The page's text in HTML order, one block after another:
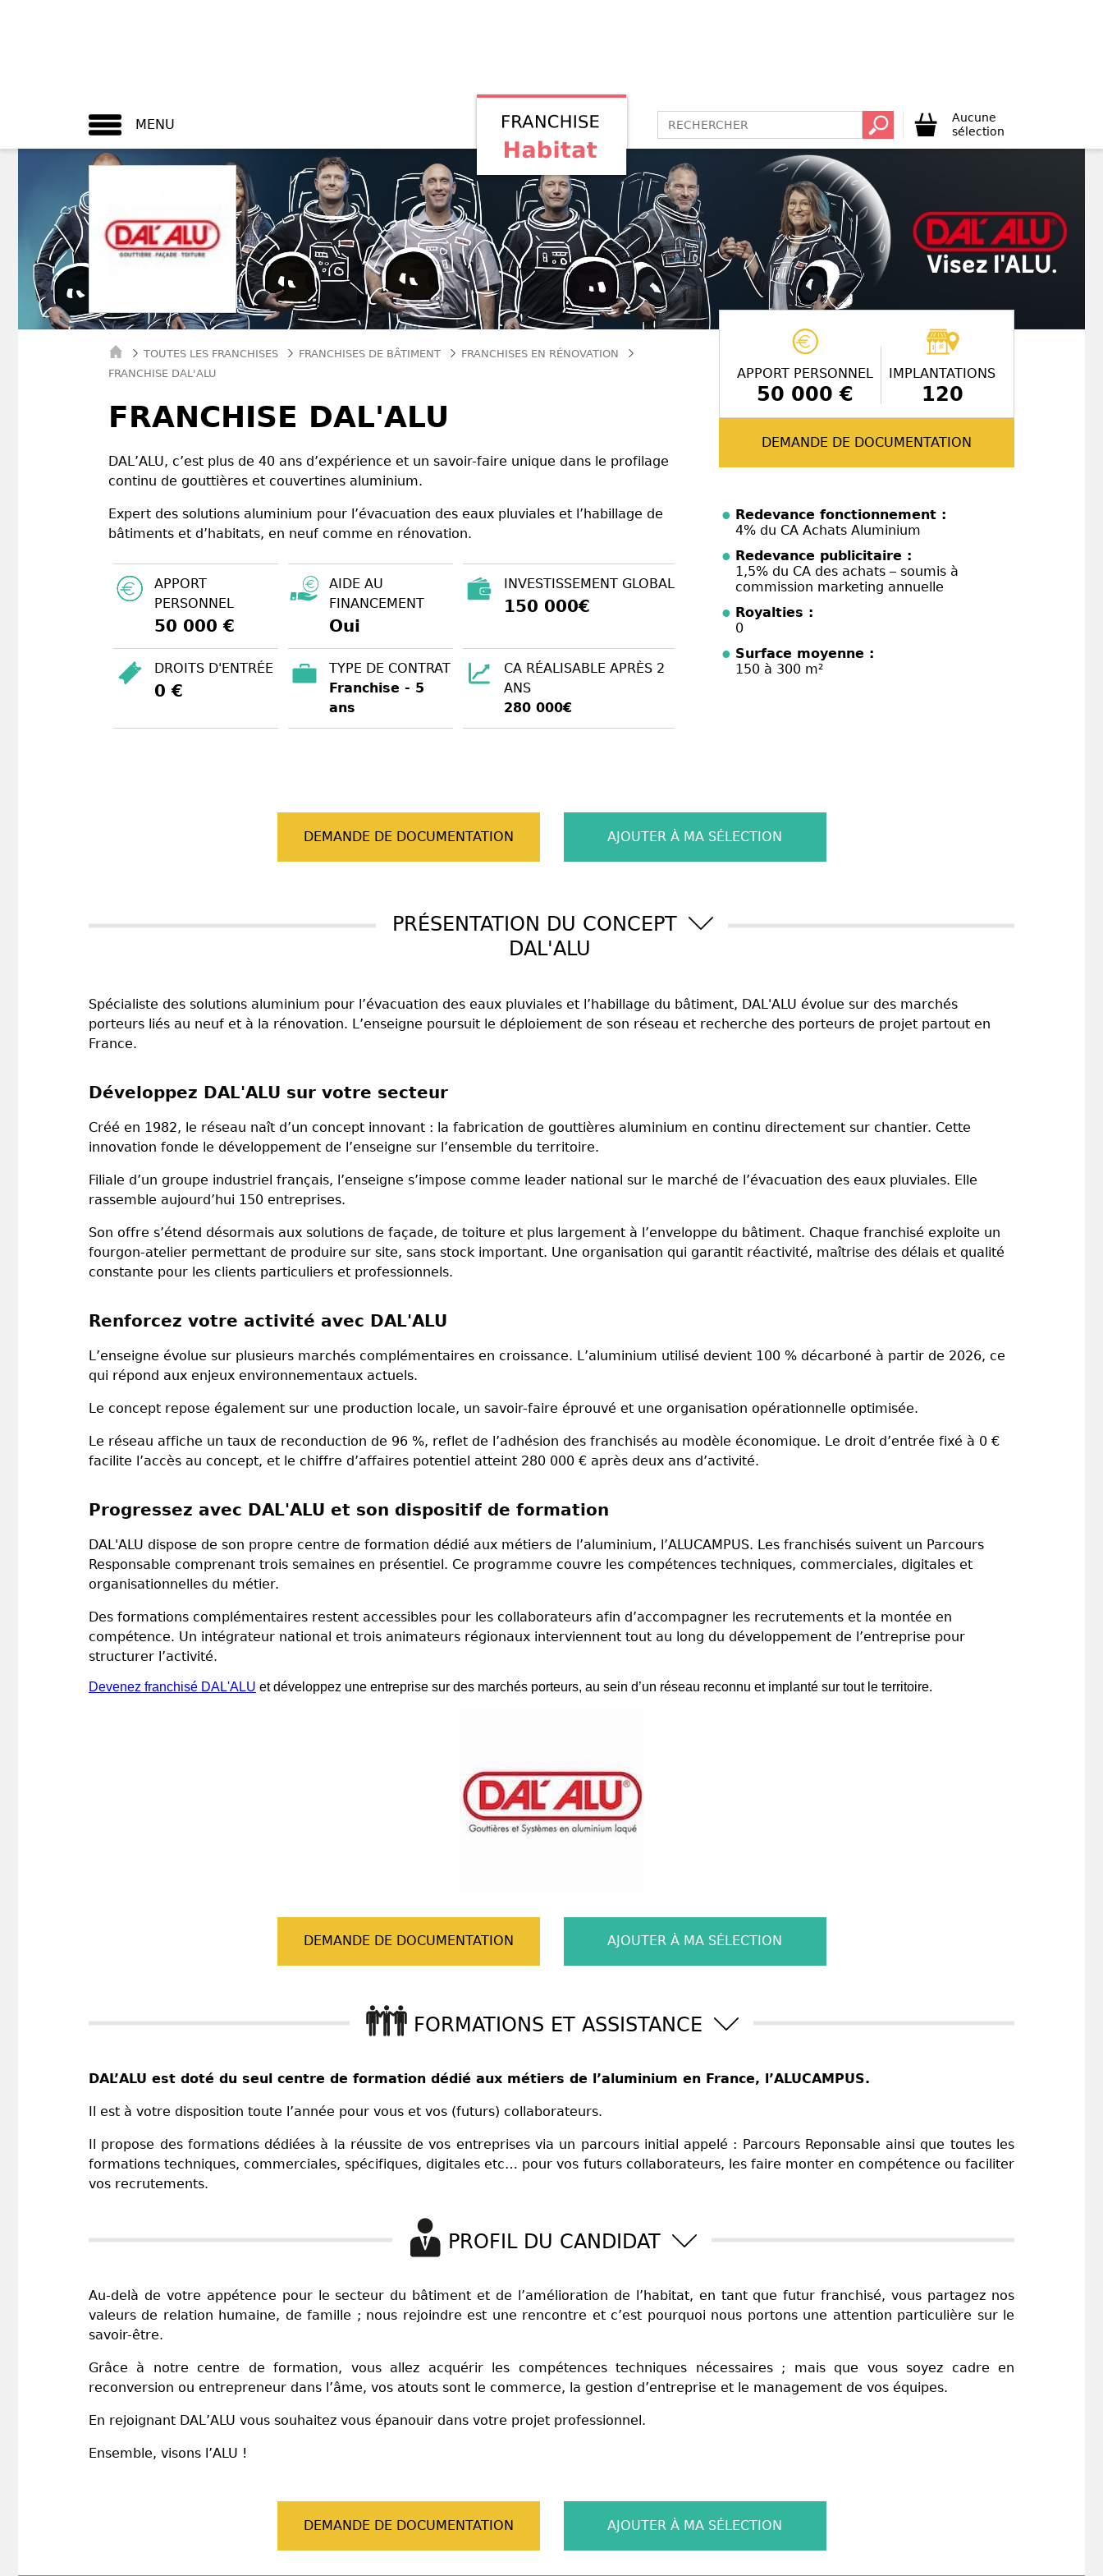
MENU
Aucune
sélection
TOUTES LES FRANCHISES FRANCHISES DE BÂTIMENT
FRANCHISES EN RÉNOVATION
FRANCHISE DAL'ALU
FRANCHISE DAL'ALU
DAL’ALU, c’est plus de 40 ans d’expérience et un savoir-faire unique dans le profilage
continu de gouttières et couvertines aluminium.
Expert des solutions aluminium pour l’évacuation des eaux pluviales et l’habillage de
bâtiments et d’habitats, en neuf comme en rénovation.
APPORT
PERSONNEL
50 000 €
AIDE AU
FINANCEMENT
Oui
INVESTISSEMENT GLOBAL
150 000€
DROITS D'ENTRÉE
0 €
TYPE DE CONTRAT
Franchise - 5
ans
CA RÉALISABLE APRÈS 2
ANS
280 000€
APPORT PERSONNEL
50 000 €
IMPLANTATIONS
120
DEMANDE DE DOCUMENTATION
Redevance fonctionnement :
4% du CA Achats Aluminium
Redevance publicitaire :
1,5% du CA des achats – soumis à
commission marketing annuelle
Royalties :
0
Surface moyenne :
150 à 300 m²
DEMANDE DE DOCUMENTATION AJOUTER À MA SÉLECTION
PRÉSENTATION DU CONCEPT
DAL'ALU
Spécialiste des solutions aluminium pour l’évacuation des eaux pluviales et l’habillage du bâtiment, DAL'ALU évolue sur des marchés
porteurs liés au neuf et à la rénovation. L’enseigne poursuit le déploiement de son réseau et recherche des porteurs de projet partout en
France.
Développez DAL'ALU sur votre secteur
Créé en 1982, le réseau naît d’un concept innovant : la fabrication de gouttières aluminium en continu directement sur chantier. Cette
innovation fonde le développement de l’enseigne sur l’ensemble du territoire.
Filiale d’un groupe industriel français, l’enseigne s’impose comme leader national sur le marché de l’évacuation des eaux pluviales. Elle
rassemble aujourd’hui 150 entreprises.
Son offre s’étend désormais aux solutions de façade, de toiture et plus largement à l’enveloppe du bâtiment. Chaque franchisé exploite un
fourgon-atelier permettant de produire sur site, sans stock important. Une organisation qui garantit réactivité, maîtrise des délais et qualité
constante pour les clients particuliers et professionnels.
Renforcez votre activité avec DAL'ALU
L’enseigne évolue sur plusieurs marchés complémentaires en croissance. L’aluminium utilisé devient 100 % décarboné à partir de 2026, ce
qui répond aux enjeux environnementaux actuels.
Le concept repose également sur une production locale, un savoir-faire éprouvé et une organisation opérationnelle optimisée.
Le réseau affiche un taux de reconduction de 96 %, reflet de l’adhésion des franchisés au modèle économique. Le droit d’entrée fixé à 0 €
facilite l’accès au concept, et le chiffre d’affaires potentiel atteint 280 000 € après deux ans d’activité.
Progressez avec DAL'ALU et son dispositif de formation
DAL'ALU dispose de son propre centre de formation dédié aux métiers de l’aluminium, l’ALUCAMPUS. Les franchisés suivent un Parcours
Responsable comprenant trois semaines en présentiel. Ce programme couvre les compétences techniques, commerciales, digitales et
organisationnelles du métier.
Des formations complémentaires restent accessibles pour les collaborateurs afin d’accompagner les recrutements et la montée en
compétence. Un intégrateur national et trois animateurs régionaux interviennent tout au long du développement de l’entreprise pour
structurer l’activité.
Devenez franchisé DAL'ALU et développez une entreprise sur des marchés porteurs, au sein d’un réseau reconnu et implanté sur tout le territoire.
DEMANDE DE DOCUMENTATION AJOUTER À MA SÉLECTION
FORMATIONS ET ASSISTANCE
DAL’ALU est doté du seul centre de formation dédié aux métiers de l’aluminium en France, l’ALUCAMPUS.
Il est à votre disposition toute l’année pour vous et vos (futurs) collaborateurs.
Il propose des formations dédiées à la réussite de vos entreprises via un parcours initial appelé : Parcours Reponsable ainsi que toutes les
formations techniques, commerciales, spécifiques, digitales etc… pour vos futurs collaborateurs, les faire monter en compétence ou faciliter
vos recrutements.
PROFIL DU CANDIDAT
Au-delà de votre appétence pour le secteur du bâtiment et de l’amélioration de l’habitat, en tant que futur franchisé, vous partagez nos
valeurs de relation humaine, de famille ; nous rejoindre est une rencontre et c’est pourquoi nous portons une attention particulière sur le
savoir-être.
Grâce à notre centre de formation, vous allez acquérir les compétences techniques nécessaires ; mais que vous soyez cadre en
reconversion ou entrepreneur dans l’âme, vos atouts sont le commerce, la gestion d’entreprise et le management de vos équipes.
En rejoignant DAL’ALU vous souhaitez vous épanouir dans votre projet professionnel.
Ensemble, visons l’ALU !
DEMANDE DE DOCUMENTATION AJOUTER À MA SÉLECTION